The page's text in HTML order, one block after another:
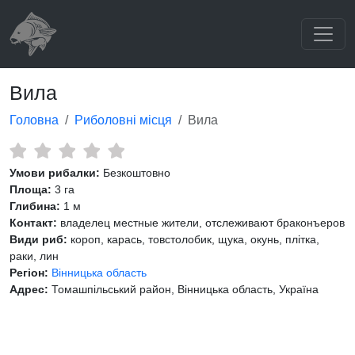
Вила
Головна Риболовні місця Вила
Умови рибалки: Безкоштовно
Площа: 3 га
Глибина: 1 м
Контакт: владелец местные жители, отслеживают браконъеров
Види риб: короп, карась, товстолобик, щука, окунь, плітка,
раки, лин
Регіон: Вінницька область
Адрес: Томашпільський район, Вінницька область, Україна